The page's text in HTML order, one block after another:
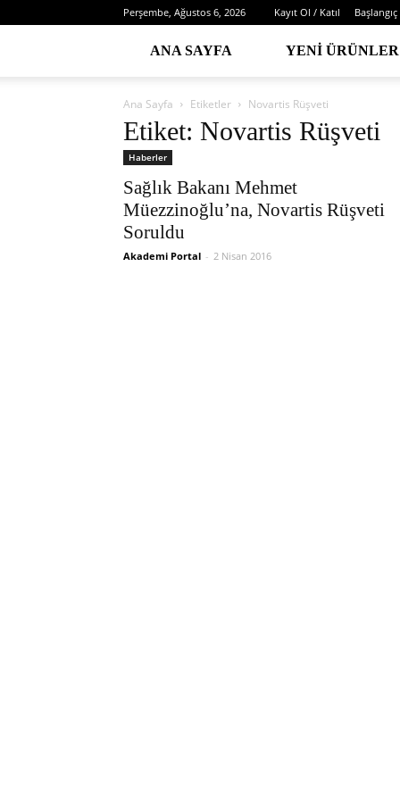
Perşembe, Ağustos 6, 2026 Kayıt Ol / Katıl Başlangıç
ANA SAYFA YENI ÜRÜNLER
Ana Sayfa Etiketler Novartis Rüşveti
Etiket: Novartis Rüşveti
Haberler
Sağlık Bakanı Mehmet
Müezzinoğlu’na, Novartis Rüşveti
Soruldu
Akademi Portal - 2 Nisan 2016